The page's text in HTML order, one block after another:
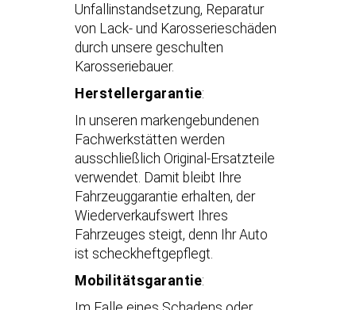
Unfallinstandsetzung, Reparatur
von Lack- und Karosserieschäden
durch unsere geschulten
Karosseriebauer.
Herstellergarantie:
In unseren markengebundenen
Fachwerkstätten werden
ausschließlich Original-Ersatzteile
verwendet. Damit bleibt Ihre
Fahrzeuggarantie erhalten, der
Wiederverkaufswert Ihres
Fahrzeuges steigt, denn Ihr Auto
ist scheckheftgepflegt.
Mobilitätsgarantie: